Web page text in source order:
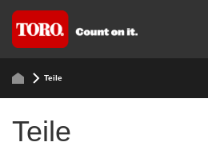
Teile
Teile